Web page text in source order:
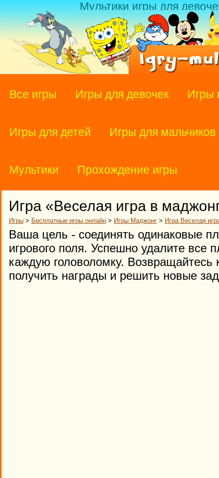
Мультики игры для
Все игры Игры для девочек Игры
Игры для детей Игры для мальчиков
Мультики Прохождение игры
Игра «Веселая игра в
Игры > Бесплатные игры онлайн > Игры Маджонг > Игра Веселая
Ваша цель - соединять одинаковые
игрового поля. Успешно удалите все
каждую головоломку.
получить награды и решить новые